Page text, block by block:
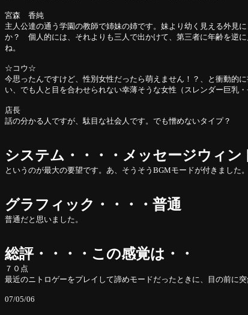
宮森 香純
主人公達の通う学園の教師で姉妹の姉です。妹より幼く見える外見
か？ 個人的には、それよりも三人で出かけて、第三者に年齢を逆
ね。
☆コウ☆
今思ったんですけど、性別女性だったら萌えません！？、と衝動
い、でも人と目を合わせられない幸薄そうな女性（スレンダー巨乳
店長
話の分かる人ですが、駄目な社会人です。でも憎めないタイプ？
システム・・・・メッセージウィン
というのが最大の要望です。あ、そうそうBGMモードが付きまし
グラフィック・・・・普通
普通だと思いました。
総評・・・・この感覚は・・
７０点
最近のニトロゲーをプレイして諦めモードだったときに、目の前に
07/05/06